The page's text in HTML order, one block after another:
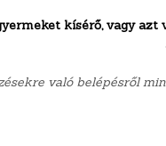
kísérő, vagy
való belépésről